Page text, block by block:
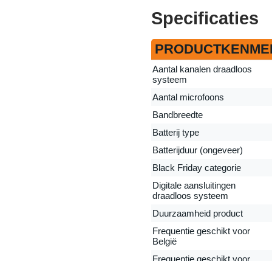
Specificaties
Aantal kanalen draadloos
systeem
Aantal microfoons
Bandbreedte
Batterij type
Batterijduur (ongeveer)
Black Friday categorie
Digitale aansluitingen
draadloos systeem
Duurzaamheid product
Frequentie geschikt voor
België
Frequentie geschikt voor